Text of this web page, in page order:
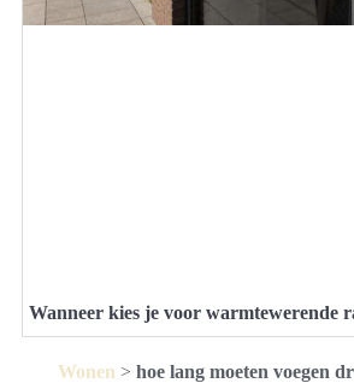
Wanneer kies je voor warmtewerende
Wonen > hoe lang moeten voegen